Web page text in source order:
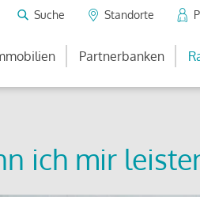
Suche Standorte
Partnerbanken
ich mir